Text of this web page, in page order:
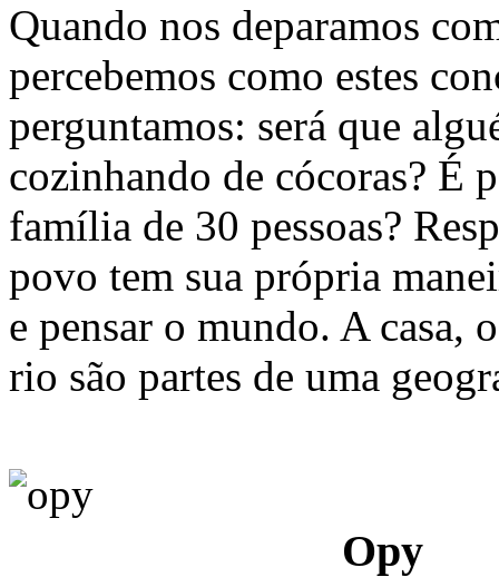
Quando nos deparamos
percebemos como estes
perguntamos: será que
cozinhando de cócoras? É
família de 30 pessoas?
povo tem sua própria
e pensar o mundo. A casa,
rio são partes de uma
Opy